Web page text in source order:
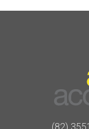
(82)